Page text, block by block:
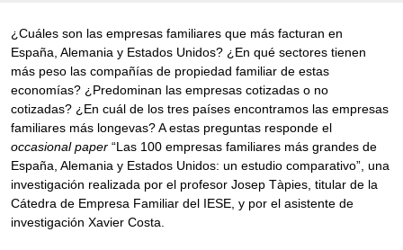
¿Cuáles son las empresas familiares que más facturan en
España, Alemania y Estados Unidos? ¿En qué sectores tienen
más peso las compañías de propiedad familiar de estas
economías? ¿Predominan las empresas cotizadas o no
cotizadas? ¿En cuál de los tres países encontramos las empresas
familiares más longevas? A estas preguntas responde el
occasional paper “Las 100 empresas familiares más grandes de
España, Alemania y Estados Unidos: un estudio comparativo”, una
investigación realizada por el profesor Josep Tàpies, titular de la
Cátedra de Empresa Familiar del IESE, y por el asistente de
investigación Xavier Costa.